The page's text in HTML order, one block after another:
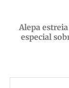
Alepa
especial